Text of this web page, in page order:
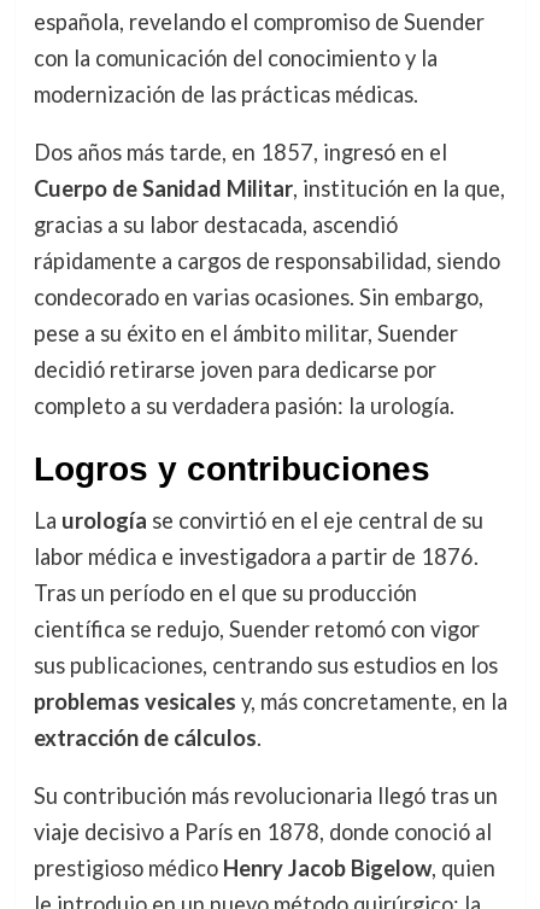
española, revelando el compromiso de Suender
con la comunicación del conocimiento y la
modernización de las prácticas médicas.
Dos años más tarde, en 1857, ingresó en el
Cuerpo de Sanidad Militar, institución en la que,
gracias a su labor destacada, ascendió
rápidamente a cargos de responsabilidad, siendo
condecorado en varias ocasiones. Sin embargo,
pese a su éxito en el ámbito militar, Suender
decidió retirarse joven para dedicarse por
completo a su verdadera pasión: la urología.
Logros y contribuciones
La urología se convirtió en el eje central de su
labor médica e investigadora a partir de 1876.
Tras un período en el que su producción
científica se redujo, Suender retomó con vigor
sus publicaciones, centrando sus estudios en los
problemas vesicales y, más concretamente, en la
extracción de cálculos.
Su contribución más revolucionaria llegó tras un
viaje decisivo a París en 1878, donde conoció al
prestigioso médico Henry Jacob Bigelow, quien